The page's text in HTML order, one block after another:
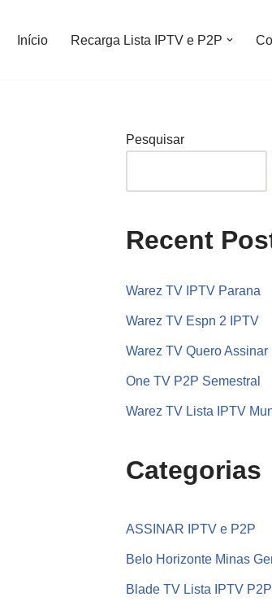
Início Recarga Lista IPTV e P2P
Pesquisar
Recent
Warez TV IPTV Parana
Warez TV Espn 2 IPTV
Warez TV Quero Assinar
One TV P2P Semestral
Warez TV Lista IPTV
Categorias
ASSINAR IPTV e P2P
Belo Horizonte Minas
Blade TV Lista IPTV P2P